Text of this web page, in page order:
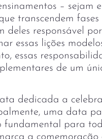
– sejam
transcendem fases
deles responsável por
essas lições
essas
de um
dedicada a
uma data
fundamental para